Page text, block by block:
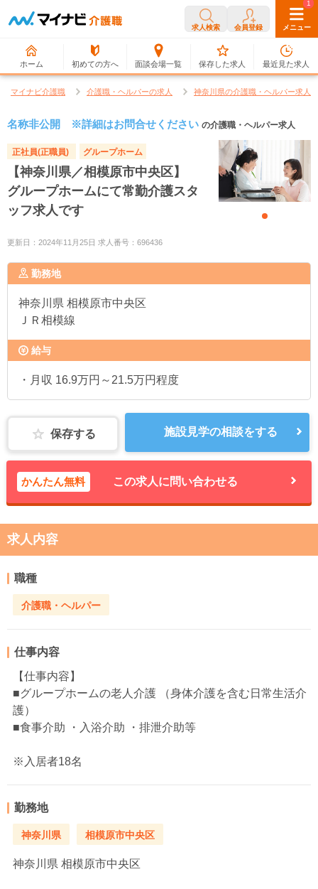
求人検索 会員登録 メニュー
ホーム 初めての方へ 面談会場一覧
0
保存した求人
1
最近見た求人
マイナビ介護職 介護職・ヘルパーの求人 神奈川県の介護職・ヘルパー求人
名称非公開 ※詳細はお問合せください の介護職・ヘルパー求人
正社員(正職員) グループホーム
【神奈川県／相模原市中央区】
グループホームにて常勤介護スタ
ッフ求人です
更新日：2024年11月25日 求人番号：696436
勤務地
神奈川県 相模原市中央区
ＪＲ相模線
給与
・月収 16.9万円～21.5万円程度
保存する 施設見学の相談をする
かんたん無料 この求人に問い合わせる
求人内容
職種
介護職・ヘルパー
仕事内容
【仕事内容】
■グループホームの老人介護 （身体介護を含む日常生活介
護）
■食事介助 ・入浴介助 ・排泄介助等
※入居者18名
勤務地
神奈川県 相模原市中央区
神奈川県 相模原市中央区